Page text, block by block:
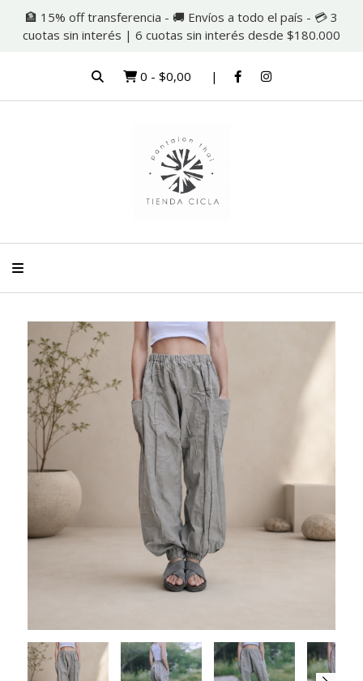
🏦 15% off transferencia - 🚚 Envíos a todo el país - 💳 3
cuotas sin interés | 6 cuotas sin interés desde $180.000
0 - $0,00